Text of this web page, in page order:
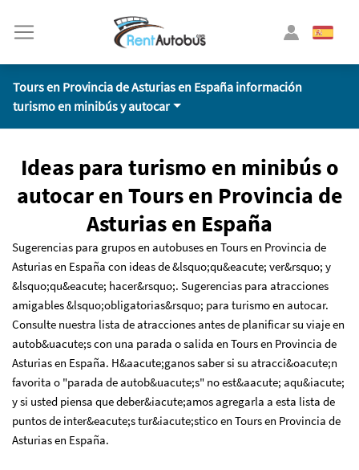
Tours en Provincia de Asturias en España información
turismo en minibús y autocar
Ideas para turismo en minibús o
autocar en Tours en Provincia de
Asturias en España
Sugerencias para grupos en autobuses en Tours en Provincia de
Asturias en España con ideas de &lsquo;qu&eacute; ver&rsquo; y
&lsquo;qu&eacute; hacer&rsquo;. Sugerencias para atracciones
amigables &lsquo;obligatorias&rsquo; para turismo en autocar.
Consulte nuestra lista de atracciones antes de planificar su viaje en
autob&uacute;s con una parada o salida en Tours en Provincia de
Asturias en España. H&aacute;ganos saber si su atracci&oacute;n
favorita o "parada de autob&uacute;s" no est&aacute; aqu&iacute;
y si usted piensa que deber&iacute;amos agregarla a esta lista de
puntos de inter&eacute;s tur&iacute;stico en Tours en Provincia de
Asturias en España.